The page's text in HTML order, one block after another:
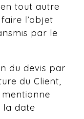
tout autre
l’objet
par le
du devis par
du Client,
mentionne
la date